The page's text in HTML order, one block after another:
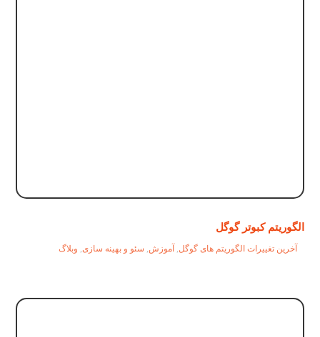
الگوریتم کبوتر گوگل
آخرین تغییرات الگوریتم های گوگل, آموزش, سئو و بهینه سازی, وبلاگ